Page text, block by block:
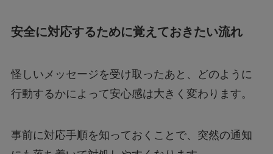
安全に対応するために覚えておきたい流れ
怪しいメッセージを受け取ったあと、どのように
行動するかによって安心感は大きく変わります。
事前に対応手順を知っておくことで、突然の通知